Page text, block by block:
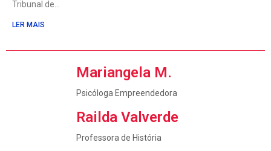
Tribunal de
LER MAIS
Mariangela M.
Psicóloga Empreendedora
Railda Valverde
Professora de História